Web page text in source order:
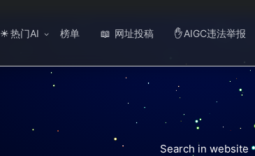
☀ 热门AI 榜单 📖 网址投稿 ✋ AIGC违法举报
Search in website